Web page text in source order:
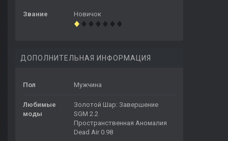
Звание Новичок
ДОПОЛНИТЕЛЬНАЯ ИНФОРМАЦИЯ
Пол Мужчина
Любимые
моды
Золотой Шар: Завершение
SGM 2.2
Пространственная Аномалия
Dead Air 0.98